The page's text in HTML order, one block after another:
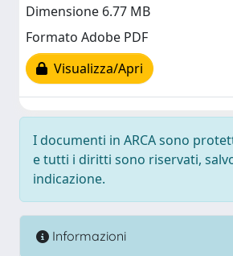
Dimensione 6.77 MB
Formato Adobe PDF
Visualizza/Apri
I documenti in ARCA sono
e tutti i diritti sono riservati,
indicazione.
Informazioni